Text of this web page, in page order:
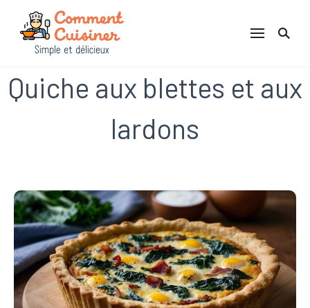
Comment Cuisiner
Quiche aux blettes et aux
lardons